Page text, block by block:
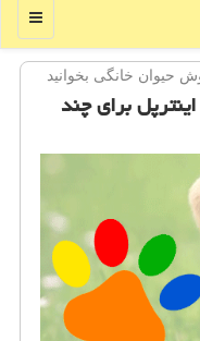
منو
حیوان خانگی بخوانید
برای چند